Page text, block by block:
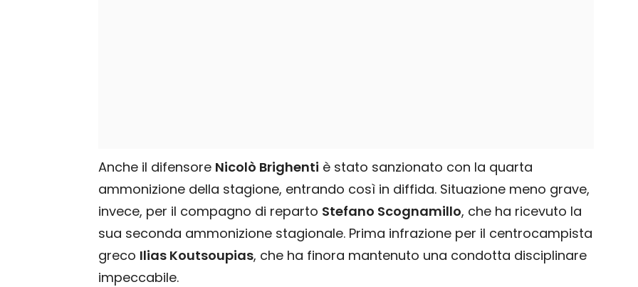
Anche il difensore Nicolò Brighenti è stato sanzionato con la quarta
ammonizione della stagione, entrando così in diffida. Situazione meno grave,
invece, per il compagno di reparto Stefano Scognamillo, che ha ricevuto la
sua seconda ammonizione stagionale. Prima infrazione per il centrocampista
greco Ilias Koutsoupias, che ha finora mantenuto una condotta disciplinare
impeccabile.